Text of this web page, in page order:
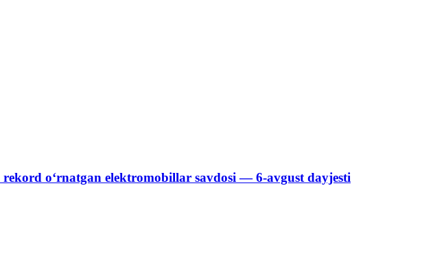
o‘rnatgan elektromobillar savdosi — 6-avgust dayjesti